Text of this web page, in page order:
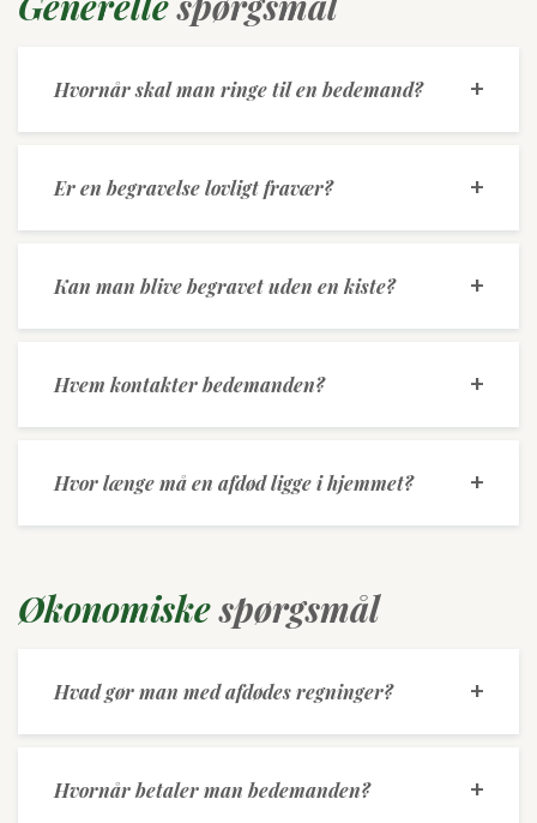
Hvornår skal man ringe til en bedemand?
Er en begravelse lovligt fravær?
Kan man blive begravet uden en kiste?
Hvem kontakter bedemanden?
Hvor længe må en afdød ligge i hjemmet?
Økonomiskespørgsmål
Hvad gør man med afdødes regninger?
Hvornår betaler man bedemanden?